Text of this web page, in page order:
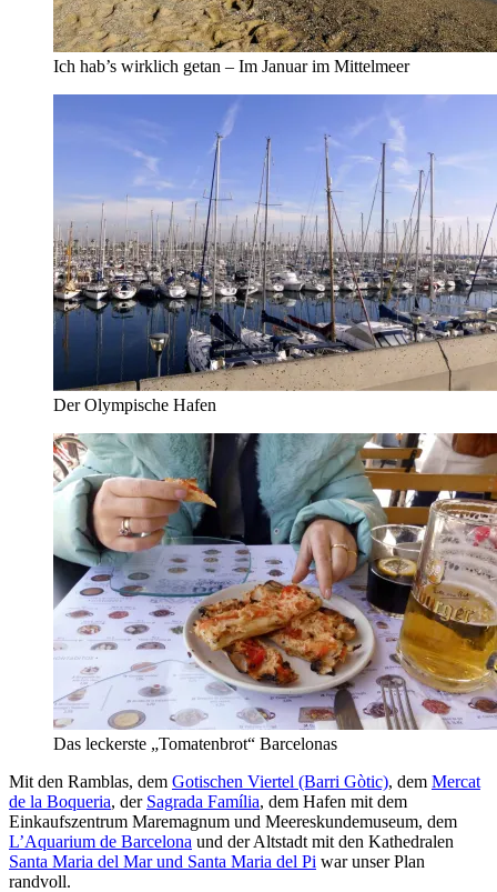
Ich hab’s wirklich getan – Im Januar im Mittelmeer
Der Olympische Hafen
Das leckerste „Tomatenbrot“ Barcelonas
Mit den Ramblas, dem Gotischen Viertel (Barri Gòtic), dem Mercat
de la Boqueria, der Sagrada Família, dem Hafen mit dem
Einkaufszentrum Maremagnum und Meereskundemuseum, dem
L’Aquarium de Barcelona und der Altstadt mit den Kathedralen
Santa Maria del Mar und Santa Maria del Pi war unser Plan
randvoll.